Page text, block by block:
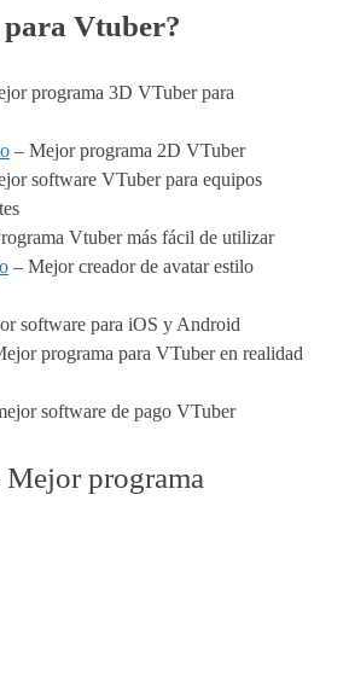
Vtuber?
programa 3D VTuber para
– Mejor programa 2D VTuber
software VTuber para equipos
Vtuber más fácil de utilizar
– Mejor creador de avatar estilo
software para iOS y Android
programa para VTuber en realidad
software de pago VTuber
programa